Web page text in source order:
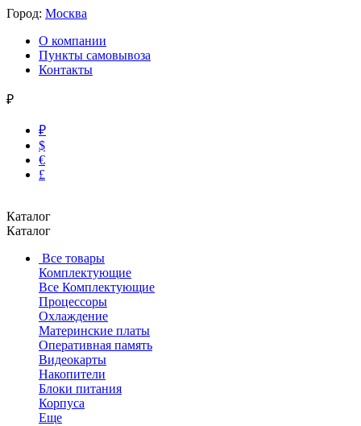
Город: Москва
О компании
Пункты самовывоза
Контакты
₽
₽
$
€
£
Каталог
Каталог
Все товары
Комплектующие
Все Комплектующие
Процессоры
Охлаждение
Материнские платы
Оперативная память
Видеокарты
Накопители
Блоки питания
Корпуса
Еще